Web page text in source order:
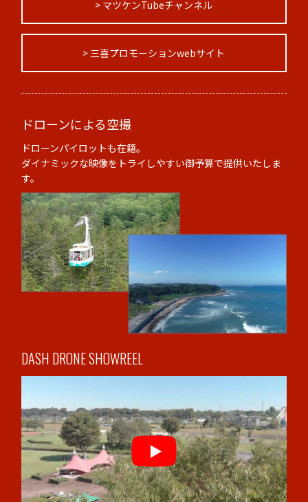
> マツケンTubeチャンネル
> 三喜プロモーションwebサイト
ドローンによる空撮
ドローンパイロットも在籍。
ダイナミックな映像をトライしやすい御予算で提供いたしま
す。
DASH DRONE SHOWREEL